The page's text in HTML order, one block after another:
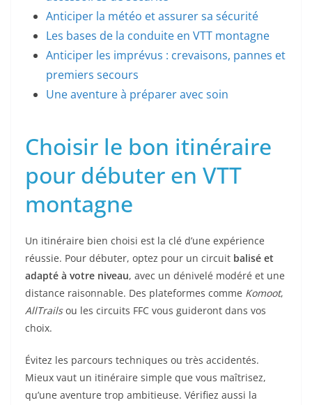
Anticiper la météo et assurer sa sécurité
Les bases de la conduite en VTT montagne
Anticiper les imprévus : crevaisons, pannes et
premiers secours
Une aventure à préparer avec soin
Choisir le bon itinéraire
pour débuter en VTT
montagne
Un itinéraire bien choisi est la clé d’une expérience
réussie. Pour débuter, optez pour un circuit balisé et
adapté à votre niveau, avec un dénivelé modéré et une
distance raisonnable. Des plateformes comme Komoot,
AllTrailsou les circuits FFC vous guideront dans vos
choix.
Évitez les parcours techniques ou très accidentés.
Mieux vaut un itinéraire simple que vous maîtrisez,
qu’une aventure trop ambitieuse. Vérifiez aussi la